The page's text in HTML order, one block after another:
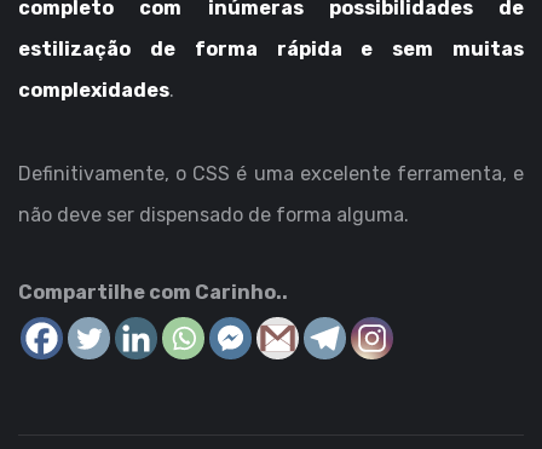
completo com inúmeras possibilidades de
estilização de forma rápida e sem muitas
complexidades.
Definitivamente, o CSS é uma excelente ferramenta, e
não deve ser dispensado de forma alguma.
Compartilhe com Carinho..